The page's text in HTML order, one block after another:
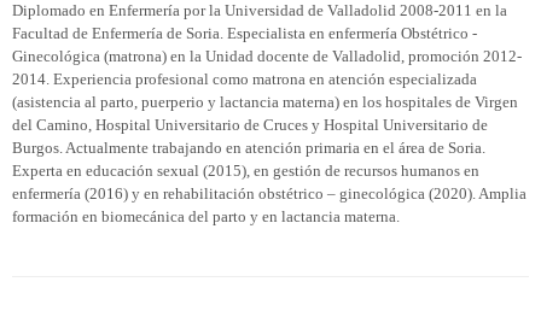
Diplomado en Enfermería por la Universidad de Valladolid 2008-2011 en la
Facultad de Enfermería de Soria. Especialista en enfermería Obstétrico -
Ginecológica (matrona) en la Unidad docente de Valladolid, promoción 2012-
2014. Experiencia profesional como matrona en atención especializada
(asistencia al parto, puerperio y lactancia materna) en los hospitales de Virgen
del Camino, Hospital Universitario de Cruces y Hospital Universitario de
Burgos. Actualmente trabajando en atención primaria en el área de Soria.
Experta en educación sexual (2015), en gestión de recursos humanos en
enfermería (2016) y en rehabilitación obstétrico – ginecológica (2020). Amplia
formación en biomecánica del parto y en lactancia materna.